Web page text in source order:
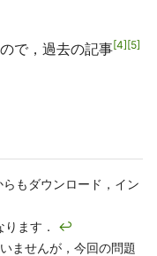
で，過去の記事 4
5
もダウンロード，イン
ます． ↩
ませんが，今回の問題